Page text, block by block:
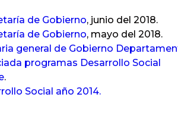
de Gobierno, junio del 2018.
de Gobierno, mayo del 2018.
general de Gobierno
programas Desarrollo Social
.
Social año 2014.